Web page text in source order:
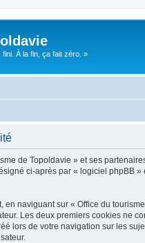
À la fin, ça fait zéro. »
de Topoldavie » et ses
ci-après par « logiciel phpBB
naviguant sur « Office du
Les deux premiers cookies ne
lors de votre navigation sur les